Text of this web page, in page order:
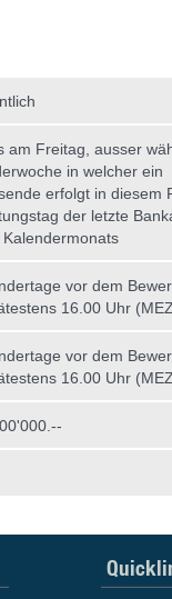
am Freitag, ausser
in welcher ein
erfolgt in diesem
der letzte
vor dem
16.00 Uhr
vor dem
16.00 Uhr